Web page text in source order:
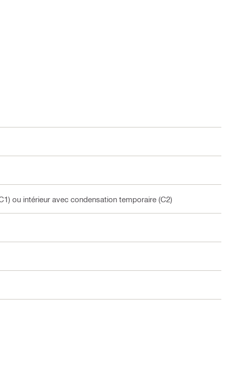
ou intérieur avec condensation temporaire (C2)